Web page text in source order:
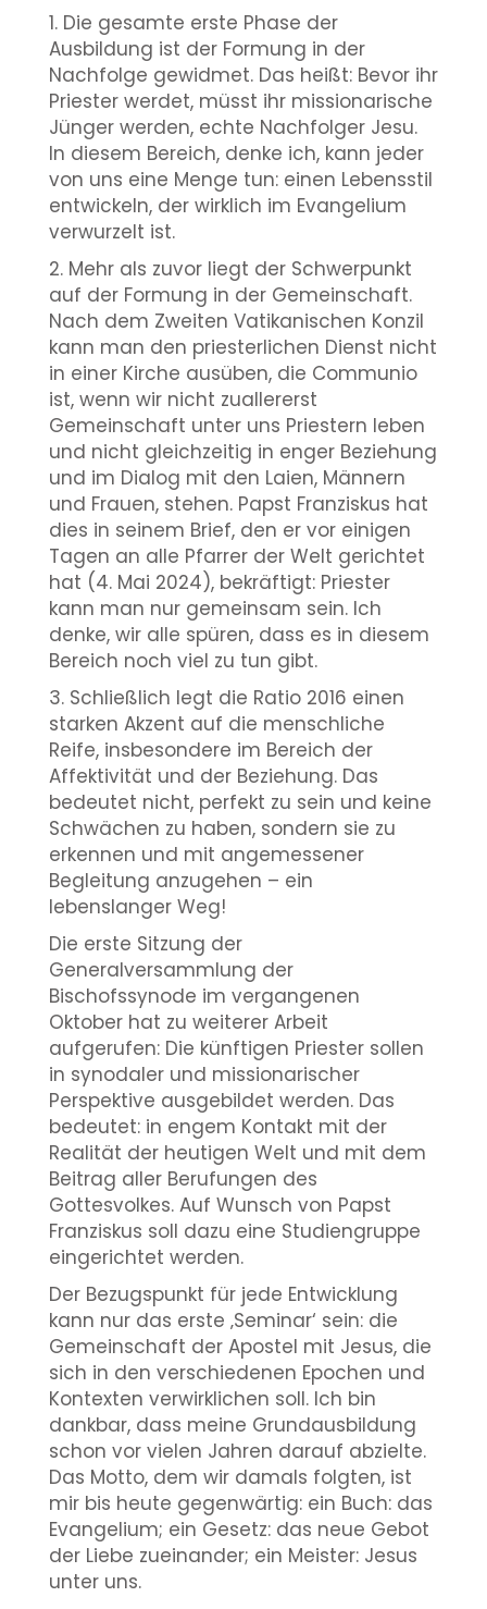
1. Die gesamte erste Phase der
Ausbildung ist der Formung in der
Nachfolge gewidmet. Das heißt: Bevor ihr
Priester werdet, müsst ihr missionarische
Jünger werden, echte Nachfolger Jesu.
In diesem Bereich, denke ich, kann jeder
von uns eine Menge tun: einen Lebensstil
entwickeln, der wirklich im Evangelium
verwurzelt ist.
2. Mehr als zuvor liegt der Schwerpunkt
auf der Formung in der Gemeinschaft.
Nach dem Zweiten Vatikanischen Konzil
kann man den priesterlichen Dienst nicht
in einer Kirche ausüben, die Communio
ist, wenn wir nicht zuallererst
Gemeinschaft unter uns Priestern leben
und nicht gleichzeitig in enger Beziehung
und im Dialog mit den Laien, Männern
und Frauen, stehen. Papst Franziskus hat
dies in seinem Brief, den er vor einigen
Tagen an alle Pfarrer der Welt gerichtet
hat (4. Mai 2024), bekräftigt: Priester
kann man nur gemeinsam sein. Ich
denke, wir alle spüren, dass es in diesem
Bereich noch viel zu tun gibt.
3. Schließlich legt die Ratio 2016 einen
starken Akzent auf die menschliche
Reife, insbesondere im Bereich der
Affektivität und der Beziehung. Das
bedeutet nicht, perfekt zu sein und keine
Schwächen zu haben, sondern sie zu
erkennen und mit angemessener
Begleitung anzugehen – ein
lebenslanger Weg!
Die erste Sitzung der
Generalversammlung der
Bischofssynode im vergangenen
Oktober hat zu weiterer Arbeit
aufgerufen: Die künftigen Priester sollen
in synodaler und missionarischer
Perspektive ausgebildet werden. Das
bedeutet: in engem Kontakt mit der
Realität der heutigen Welt und mit dem
Beitrag aller Berufungen des
Gottesvolkes. Auf Wunsch von Papst
Franziskus soll dazu eine Studiengruppe
eingerichtet werden.
Der Bezugspunkt für jede Entwicklung
kann nur das erste ‚Seminar‘ sein: die
Gemeinschaft der Apostel mit Jesus, die
sich in den verschiedenen Epochen und
Kontexten verwirklichen soll. Ich bin
dankbar, dass meine Grundausbildung
schon vor vielen Jahren darauf abzielte.
Das Motto, dem wir damals folgten, ist
mir bis heute gegenwärtig: ein Buch: das
Evangelium; ein Gesetz: das neue Gebot
der Liebe zueinander; ein Meister: Jesus
unter uns.